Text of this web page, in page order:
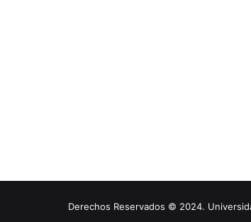
Derechos Reservados © 2024.